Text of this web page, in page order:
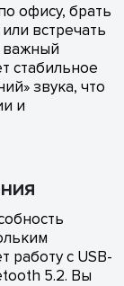
офису, брать
встречать
важный
стабильное
звука, что
и
работу с USB-
5.2. Вы